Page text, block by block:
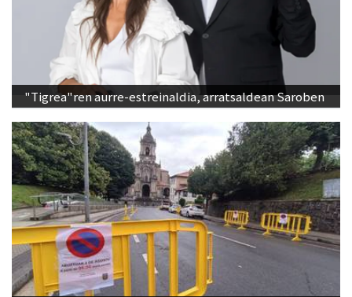
"Tigrea"ren aurre-estreinaldia, arratsaldean Saroben